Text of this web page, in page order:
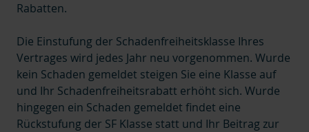
Rabatten.
Die Einstufung der Schadenfreiheitsklasse Ihres
Vertrages wird jedes Jahr neu vorgenommen. Wurde
kein Schaden gemeldet steigen Sie eine Klasse auf
und Ihr Schadenfreiheitsrabatt erhöht sich. Wurde
hingegen ein Schaden gemeldet findet eine
Rückstufung der SF Klasse statt und Ihr Beitrag zur